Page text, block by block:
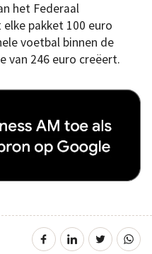
het Federaal
pakket 100 euro
voetbal binnen de
van 246 euro creëert.